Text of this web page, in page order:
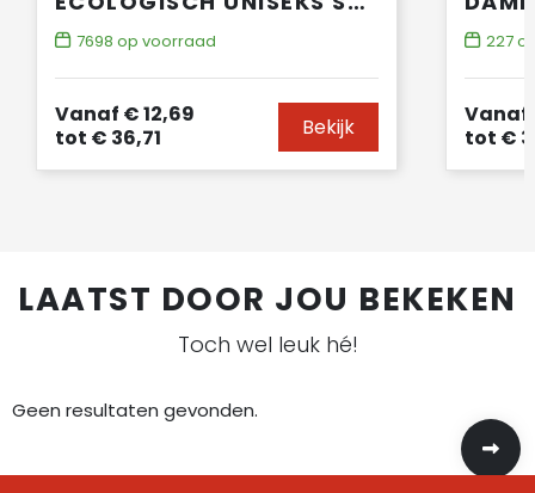
7698 op voorraad
Vanaf € 12,69
tot € 36,71 Bekijk
227
Vanaf
tot €
LAATST DOOR JOU BEKEKEN
Toch wel leuk hé!
Geen resultaten gevonden.